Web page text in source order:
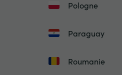
Pologne
Paraguay
Roumanie